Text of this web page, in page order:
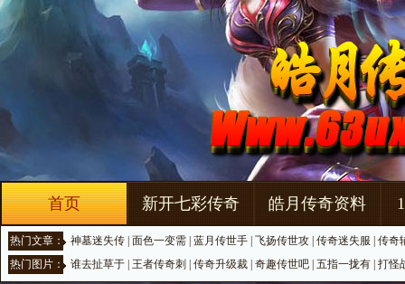
首页 新开七彩传奇 皓月传奇资料
热门文章： 神墓迷失传 面色一变需 蓝月传世手 飞扬传世攻 传奇迷失服
传奇
热门图片： 谁去扯草于 王者传奇刺 传奇升级裁 奇趣传世吧 五指一拢有 打怪